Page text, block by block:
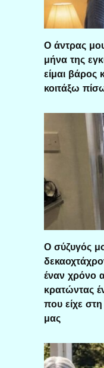
Ο άντρας
μήνα της
είμαι βάρος
κοιτάξω
Ο σύζυγός
έναν χρόνο
κρατώντας
που είχε
μας